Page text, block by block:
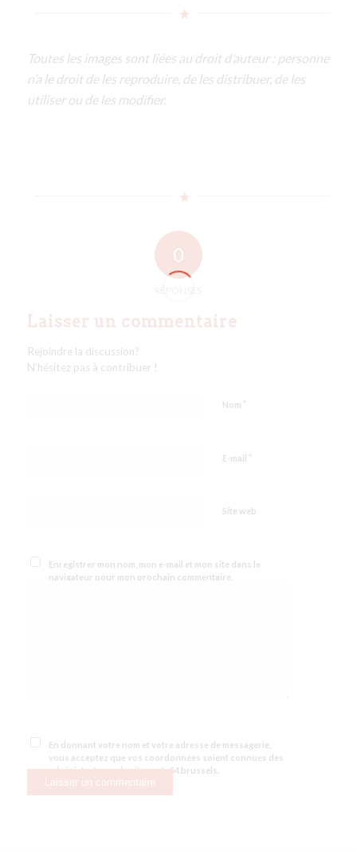
Toutes les images sont liées au droit d’auteur : personne
n’a le droit de les reproduire, de les distribuer, de les
utiliser ou de les modifier.
0
Laisser un commentaire
Rejoindre la discussion?
N’hésitez pas à contribuer !
Nom *
E-mail *
Site web
Enregistrer mon nom, mon e-mail et mon site dans le
navigateur pour mon prochain commentaire.
En donnant votre nom et votre adresse de messagerie,
vous acceptez que vos coordonnées soient connues des
administrateurs du site route54.brussels.